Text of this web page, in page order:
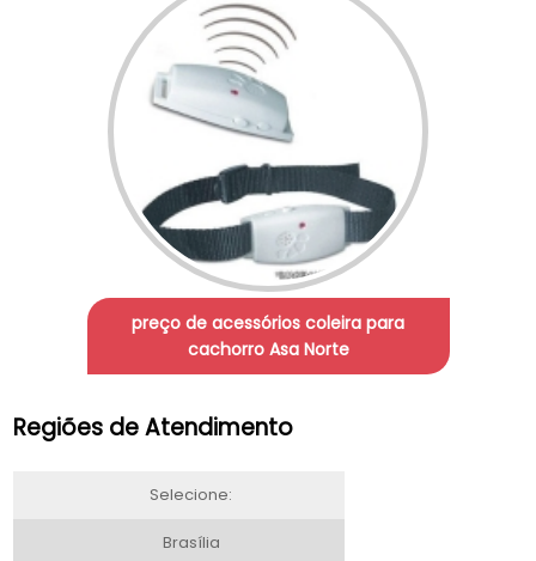
preço de acessórios coleira para
cachorro Asa Norte
Regiões de Atendimento
Selecione:
Brasília